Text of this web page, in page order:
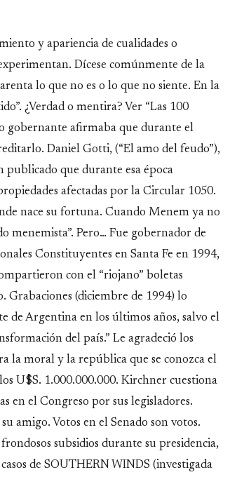
y apariencia de cualidades o
Dícese comúnmente de la
lo que no es o lo que no siente. En la
¿Verdad o mentira? Ver “Las 100
gobernante afirmaba que durante el
Daniel Gotti, (“El amo del feudo”),
publicado que durante esa época
afectadas por la Circular 1050.
nace su fortuna. Cuando Menem ya no
menemista”. Pero… Fue gobernador de
Constituyentes en Santa Fe en 1994,
con el “riojano” boletas
Grabaciones (diciembre de 1994) lo
de Argentina en los últimos años, salvo el
del país.” Le agradeció los
la moral y la república que se conozca el
U$S. 1.000.000.000. Kirchner cuestiona
en el Congreso por sus legisladores.
amigo. Votos en el Senado son votos.
subsidios durante su presidencia,
de SOUTHERN WINDS (investigada